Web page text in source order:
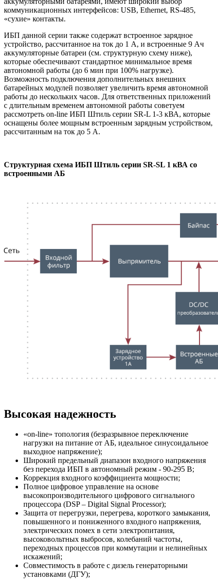
коммуникационных интерфейсов: USB, Ethernet, RS-485,
«сухие» контакты.
ИБП данной серии также содержат встроенное зарядное
устройство, рассчитанное на ток до 1 А, и встроенные 9 Ач
аккумуляторные батареи (см. структурную схему ниже),
которые обеспечивают стандартное минимальное время
автономной работы (до 6 мин при 100% нагрузке).
Возможность подключения дополнительных внешних
батарейных модулей позволяет увеличить время автономной
работы до нескольких часов. Для ответственных приложений
с длительным временем автономной работы советуем
рассмотреть on-line ИБП Штиль серии SR-L 1-3 кВА, которые
оснащены более мощным встроенным зарядным устройством,
рассчитанным на ток до 5 А.
Структурная схема ИБП Штиль серии SR-SL 1 кВА со
встроенными АБ
Высокая надежность
«on-line» топология (безразрывное переключение
нагрузки на питание от АБ, идеальное синусоидальное
выходное напряжение);
Широкий предельный диапазон входного напряжения
без перехода ИБП в автономный режим - 90-295 В;
Коррекция входного коэффициента мощности;
Полное цифровое управление на основе
высокопроизводительного цифрового сигнального
процессора (DSP – Digital Signal Processor);
Защита от перегрузки, перегрева, короткого замыкания,
повышенного и пониженного входного напряжения,
электрических помех в сети электропитания,
высоковольтных выбросов, колебаний частоты,
переходных процессов при коммутации и нелинейных
искажений;
Совместимость в работе с дизель генераторными
установками (ДГУ);